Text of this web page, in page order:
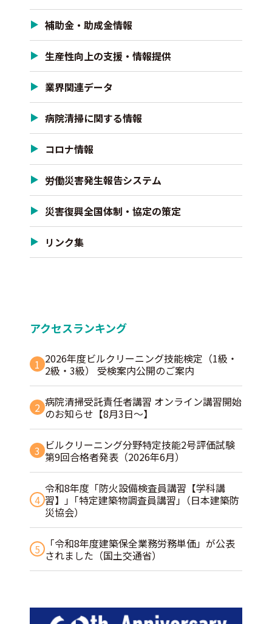
補助金・助成金情報
生産性向上の支援・情報提供
業界関連データ
病院清掃に関する情報
コロナ情報
労働災害発生報告システム
災害復興全国体制・協定の策定
リンク集
アクセスランキング
1 2026年度ビルクリーニング技能検定（1級・
2級・3級） 受検案内公開のご案内
2 病院清掃受託責任者講習 オンライン講習開始
のお知らせ【8月3日～】
3 ビルクリーニング分野特定技能2号評価試験
第9回合格者発表（2026年6月）
4
令和8年度「防火設備検査員講習【学科講
習】」｢特定建築物調査員講習｣（日本建築防
災協会）
5
「令和8年度建築保全業務労務単価」が公表
されました（国土交通省）